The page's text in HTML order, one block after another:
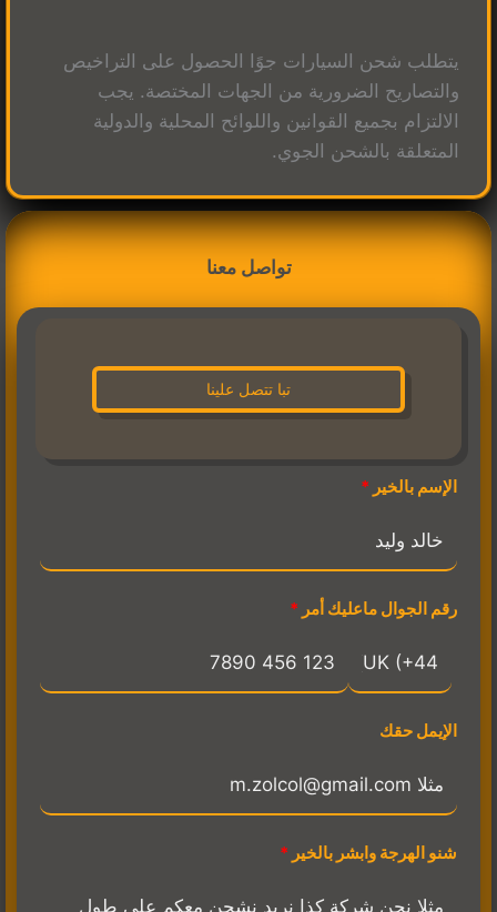
يتطلب شحن السيارات جوًا الحصول على التراخيص
والتصاريح الضرورية من الجهات المختصة. يجب
الالتزام بجميع القوانين واللوائح المحلية والدولية
المتعلقة بالشحن الجوي.
تواصل معنا
تبا تتصل علينا
الإسم بالخير
رقم الجوال ماعليك أمر
الإيمل حقك
شنو الهرجة وابشر بالخير